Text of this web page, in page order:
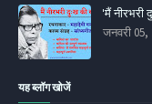
'मैं नीरभरी
जनवरी 05,
यह ब्लॉग खोजें